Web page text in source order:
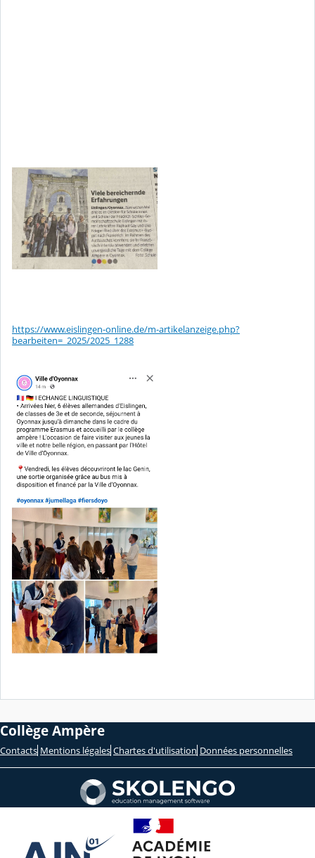
https://www.eislingen-online.de/m-artikelanzeige.php?
bearbeiten=_2025/2025_1288
Collège Ampère
Contacts Mentions légales Chartes d'utilisation Données personnelles